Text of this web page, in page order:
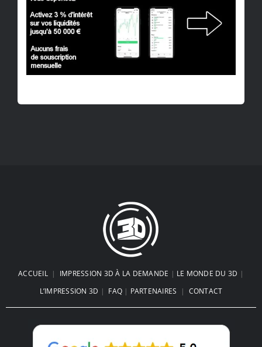
ACCUEIL| IMPRESSION 3D À LA DEMANDE | LE MONDE DU 3D |
L’IMPRESSION 3D | FAQ | PARTENAIRES | CONTACT